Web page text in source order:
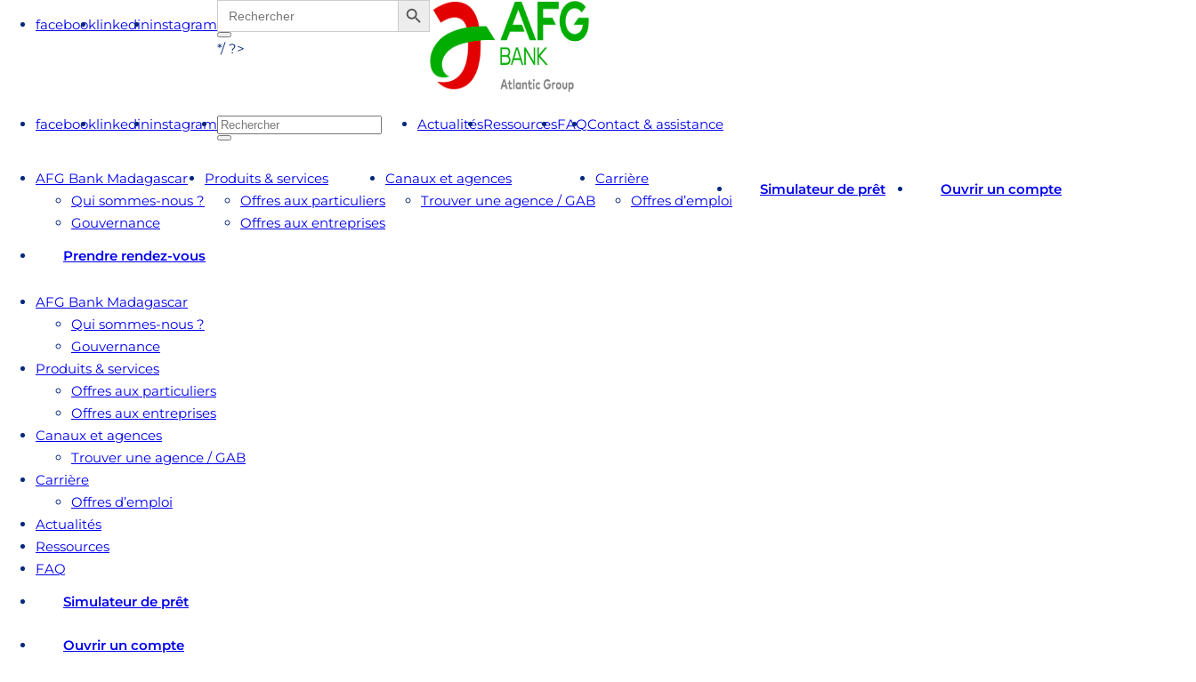
facebooklinkedininstagram
Search
for:
*/ ?>
facebooklinkedininstagram ActualitésRessourcesFAQContact & assistance
AFG Bank Madagascar
Qui sommes-nous ?
Gouvernance
Produits & services
Offres aux particuliers
Offres aux entreprises
Canaux et agences
Trouver une agence / GAB
Carrière
Offres d’emploi
Simulateur de prêt Ouvrir un compte
Prendre rendez-vous
AFG Bank Madagascar
Qui sommes-nous ?
Gouvernance
Produits & services
Offres aux particuliers
Offres aux entreprises
Canaux et agences
Trouver une agence / GAB
Carrière
Offres d’emploi
Actualités
Ressources
FAQ
Simulateur de prêt
Ouvrir un compte